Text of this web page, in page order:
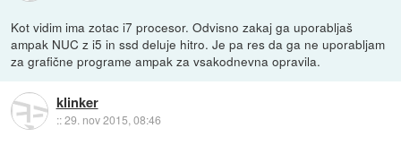
Kot vidim ima zotac i7 procesor. Odvisno zakaj ga uporabljaš
ampak NUC z i5 in ssd deluje hitro. Je pa res da ga ne uporabljam
za grafične programe ampak za vsakodnevna opravila.
klinker
::29. nov 2015, 08:46